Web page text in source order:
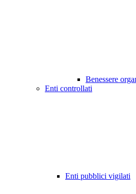
Benessere
Enti controllati
Enti pubblici vigilati